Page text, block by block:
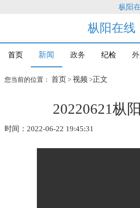
枞阳
枞阳在线
首页 新闻 政务 纪检
您当前的位置： 首页 > 视频 >正文
20220621枞
时间：2022-06-22 19:45:31